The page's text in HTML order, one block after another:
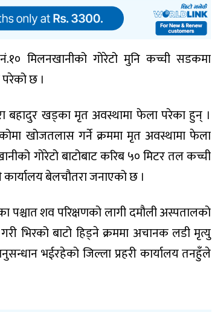
मिलनखानीको गोरेटो मुनि कच्ची सडकमा
छ ।
बहादुर खड्का मृत अवस्थामा फेला परेका हुन् ।
खोजतलास गर्ने क्रममा मृत अवस्थामा फेला
गोरेटो बाटोबाट करिब ५० मिटर तल कच्ची
बेलचौतरा जनाएको छ ।
पश्चात शव परिक्षणको लागी दमौली अस्पतालको
भिरको बाटो हिड्ने क्रममा अचानक लडी मृत्यु
भईरहेको जिल्ला प्रहरी कार्यालय तनहुँले